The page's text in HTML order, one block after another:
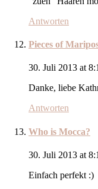
Antworten
Pieces of
30. Juli 2013 at
Danke, liebe
Antworten
Who is Mocca?
30. Juli 2013 at
Einfach perfekt :)